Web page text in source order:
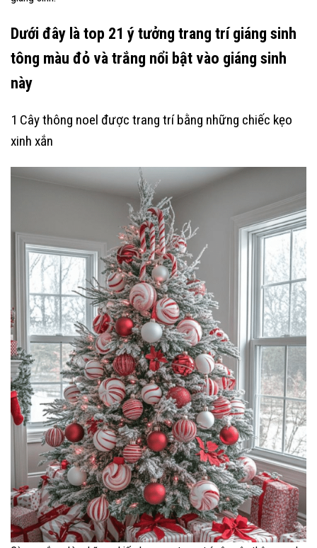
Dưới đây là top 21 ý tưởng trang trí giáng sinh
tông màu đỏ và trắng nổi bật vào giáng sinh
này
1 Cây thông noel được trang trí bằng những chiếc kẹo
xinh xắn